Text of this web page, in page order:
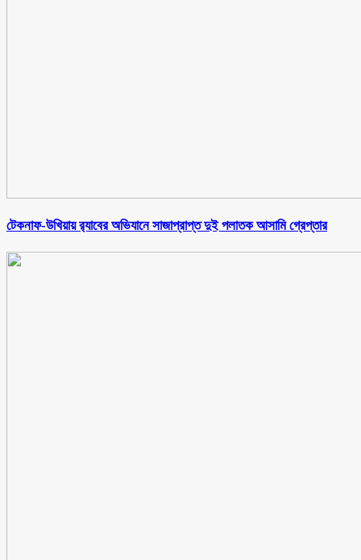
টেকনাফ-উখিয়ায় র‌্যাবের অভিযানে সাজাপ্রাপ্ত দুই পলাতক আসামি গ্রেপ্তার